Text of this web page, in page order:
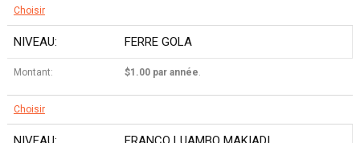
Choisir
FERRE GOLA
$1.00 par année.
Choisir